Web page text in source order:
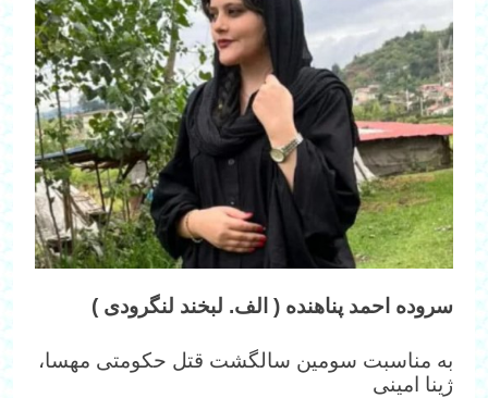
سروده احمد پناهنده ( الف. لبخند لنگرودی )
به مناسبت سومین سالگشت قتل حکومتی مهسا،
ژینا امینی